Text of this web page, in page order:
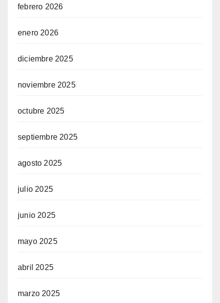
febrero 2026
enero 2026
diciembre 2025
noviembre 2025
octubre 2025
septiembre 2025
agosto 2025
julio 2025
junio 2025
mayo 2025
abril 2025
marzo 2025